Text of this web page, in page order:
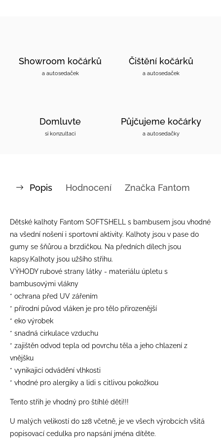
Showroom kočárků
a autosedaček
Čištění kočárků
a autosedaček
Domluvte
si konzultaci
Půjčujeme kočárky
a autosedačky
Popis Hodnocení Značka Fantom
Dětské kalhoty Fantom SOFTSHELL s bambusem jsou vhodné
na všední nošení i sportovní aktivity. Kalhoty jsou v pase do
gumy se šňůrou a brzdičkou. Na předních dílech jsou
kapsy.Kalhoty jsou užšího střihu.
VÝHODY rubové strany látky - materiálu úpletu s
bambusovými vlákny
* ochrana před UV zářením
* přírodní původ vláken je pro tělo přirozenější
* eko výrobek
* snadná cirkulace vzduchu
* zajištěn odvod tepla od povrchu těla a jeho chlazení z
vnějšku
* vynikajicí odvádění vlhkosti
* vhodné pro alergiky a lidi s citlivou pokožkou
Tento střih je vhodný pro štíhlé děti!!!
​U malých velikostí do 128 včetně, je ve všech výrobcích všitá
popisovací cedulka pro napsání jména dítěte.